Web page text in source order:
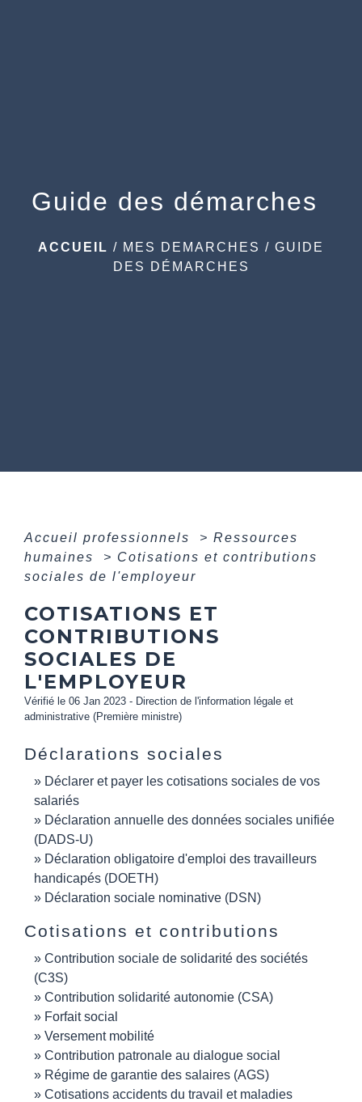
Guide des démarches
ACCUEIL / MES DEMARCHES / GUIDE
DES DÉMARCHES
Accueil professionnels > Ressources
humaines
> Cotisations et contributions
sociales de l'employeur
COTISATIONS ET
CONTRIBUTIONS
SOCIALES DE
L'EMPLOYEUR
Vérifié le 06 Jan 2023 - Direction de l'information légale et
administrative (Première ministre)
Déclarations sociales
Déclarer et payer les cotisations sociales de vos
salariés
Déclaration annuelle des données sociales unifiée
(DADS-U)
Déclaration obligatoire d'emploi des travailleurs
handicapés (DOETH)
Déclaration sociale nominative (DSN)
Cotisations et contributions
Contribution sociale de solidarité des sociétés
(C3S)
Contribution solidarité autonomie (CSA)
Forfait social
Versement mobilité
Contribution patronale au dialogue social
Régime de garantie des salaires (AGS)
Cotisations accidents du travail et maladies